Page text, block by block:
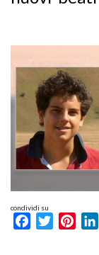
condividi su
FacebookTwitter